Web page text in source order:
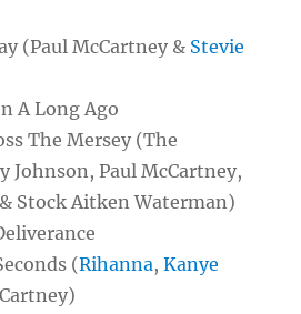
(Paul McCartney & Stevie
A Long Ago
The Mersey (The
Johnson, Paul McCartney,
Stock Aitken Waterman)
(Rihanna,Kanye